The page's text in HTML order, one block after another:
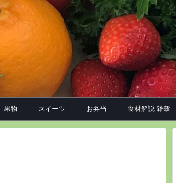
果物 スイーツ お弁当 食材解説 雑穀